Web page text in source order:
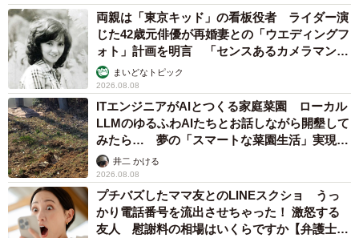
7/8
たしかに真四角！（ボンクレ台湾さん提供）
ーー投稿への反響について。
ボンクレ台湾：時々論争が起こりますが、やっぱり皆さん
サイゼリヤが大好きですよね。
◇ ◇
両親は「東京キッド」の看板役者 ライダー演
じた42歳元俳優が再婚妻との「ウエディングフ
ォト」計画を明言 「センスあるカメラマン求
む」まいどなトピック
2026.08.08
ITエンジニアがAIとつくる家庭菜園 ローカル
LLMのゆるふわAIたちとお話しながら開墾して
みたら… 夢の「スマートな菜園生活」実現な
るか井二 かける
2026.08.08
プチバズしたママ友とのLINEスクショ うっ
かり電話番号を流出させちゃった！ 激怒する
友人 慰謝料の相場はいくらですか【弁護士が